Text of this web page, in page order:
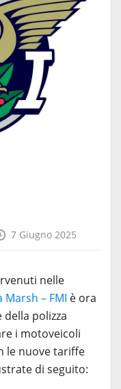
7 Giugno 2025
nelle
– FMI è ora
della polizza
i motoveicoli
le nuove tariffe
di seguito: